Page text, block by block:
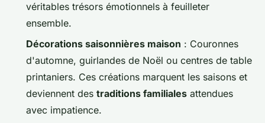
véritables trésors émotionnels à feuilleter
ensemble.
Décorations saisonnières maison : Couronnes
d'automne, guirlandes de Noël ou centres de table
printaniers. Ces créations marquent les saisons et
deviennent des traditions familiales attendues
avec impatience.